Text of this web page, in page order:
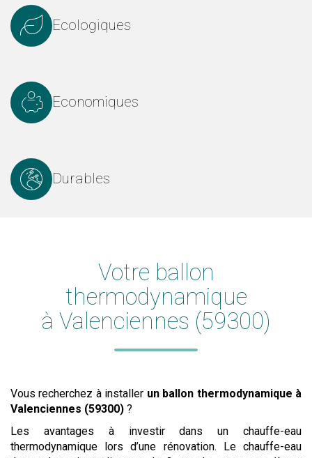
Ecologiques
Economiques
Durables
Votre ballon
thermodynamique
à Valenciennes (59300)
Vous recherchez à installer un ballon thermodynamique à
Valenciennes (59300) ?
Les avantages à investir dans un chauffe-eau
thermodynamique lors d’une rénovation. Le chauffe-eau